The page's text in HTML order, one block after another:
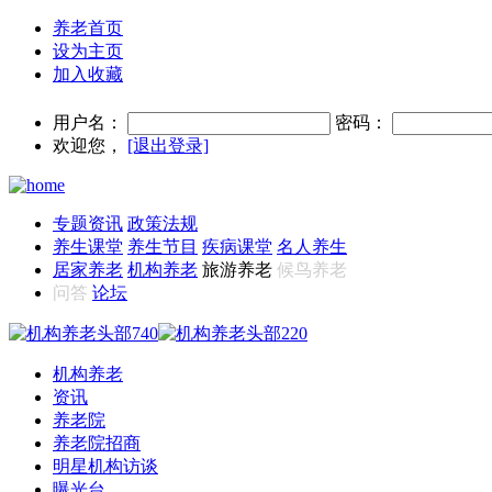
养老首页
设为主页
加入收藏
用户名：
密码：
欢迎您，
[退出登录]
专题资讯 政策法规
养生课堂 养生节目 疾病课堂 名人养生
居家养老 机构养老 旅游养老 候鸟养老
问答 论坛
机构养老
资讯
养老院
养老院招商
明星机构访谈